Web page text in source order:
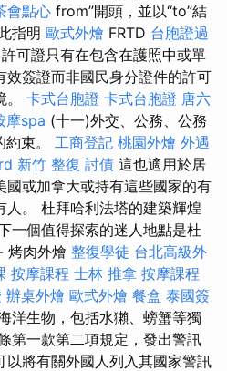
會點心 from”開頭，並以“to”結
指明 歐式外燴 FRTD 台胞證過
可證只有在包含在護照中或單
效簽證而非國民身分證件的許可
卡式台胞證 卡式台胞證 唐六
摩spa (十一)外交、公務、公務
束。 工商登記 桃園外燴 外遇
新竹 整復 討債 這也適用於居
國或加拿大或持有這些國家的有
。 杜拜哈利法塔的建築輝煌
一個值得探索的迷人地點是杜
烤肉外燴 整復學徒 台北高級外
按摩課程 士林 推拿 按摩課程
辦桌外燴 歐式外燴 餐盒 泰國簽
洋生物，包括水獺、螃蟹等獨
第一款第二項規定，發出警訊
以將有關外國人列入其國家警訊